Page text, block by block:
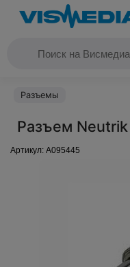
Разъемы
Разъем
Артикул: A095445